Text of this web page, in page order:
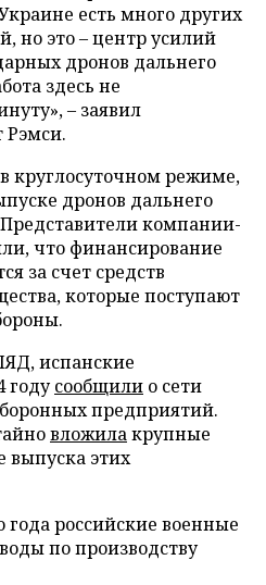
есть много других
но это – центр усилий
дронов дальнего
здесь не
– заявил
Рэмси.
круглосуточном режиме,
дронов дальнего
компании-
что финансирование
за счет средств
которые поступают
испанские
годусообщили о сети
предприятий.
вложилакрупные
выпуска этих
российские военные
по производству